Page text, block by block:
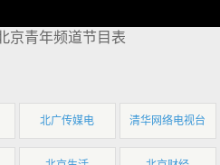
京青年频道节目表
北广传媒电 清华网络电视台